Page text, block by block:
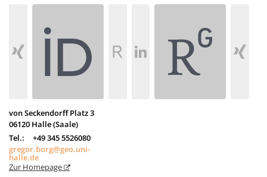
von Seckendorff Platz 3
06120 Halle (Saale)
Tel.:
+49 345 5526080
gregor.borg@geo.uni-
halle.de
Zur Homepage